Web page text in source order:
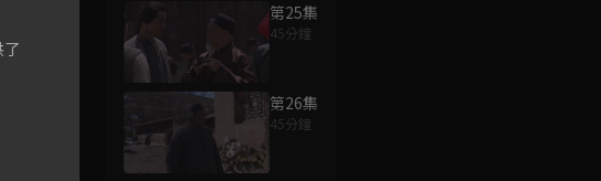
第25集
45分鐘
第26集
45分鐘